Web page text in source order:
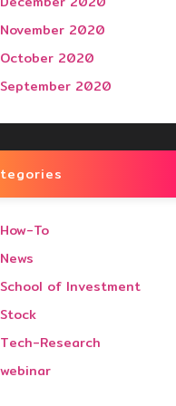
November 2020
October 2020
September 2020
How-To
News
School of Investment
Stock
Tech-Research
webinar